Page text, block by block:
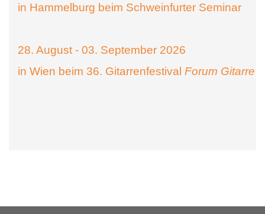
in Hammelburg beim Schweinfurter Seminar
28. August - 03. September 2026
in Wien beim 36. Gitarrenfestival Forum Gitarre